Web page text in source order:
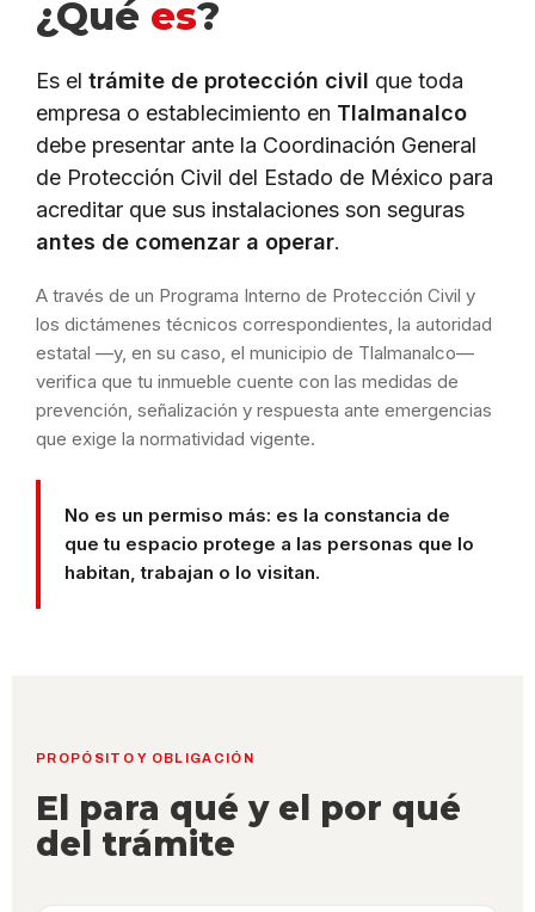
¿Qué es?
Es el trámite de protección civil que toda
empresa o establecimiento en Tlalmanalco
debe presentar ante la Coordinación General
de Protección Civil del Estado de México para
acreditar que sus instalaciones son seguras
antes de comenzar a operar.
A través de un Programa Interno de Protección Civil y
los dictámenes técnicos correspondientes, la autoridad
estatal —y, en su caso, el municipio de Tlalmanalco—
verifica que tu inmueble cuente con las medidas de
prevención, señalización y respuesta ante emergencias
que exige la normatividad vigente.
No es un permiso más: es la constancia de
que tu espacio protege a las personas que lo
habitan, trabajan o lo visitan.
PROPÓSITO Y OBLIGACIÓN
El para qué y el por qué
del trámite